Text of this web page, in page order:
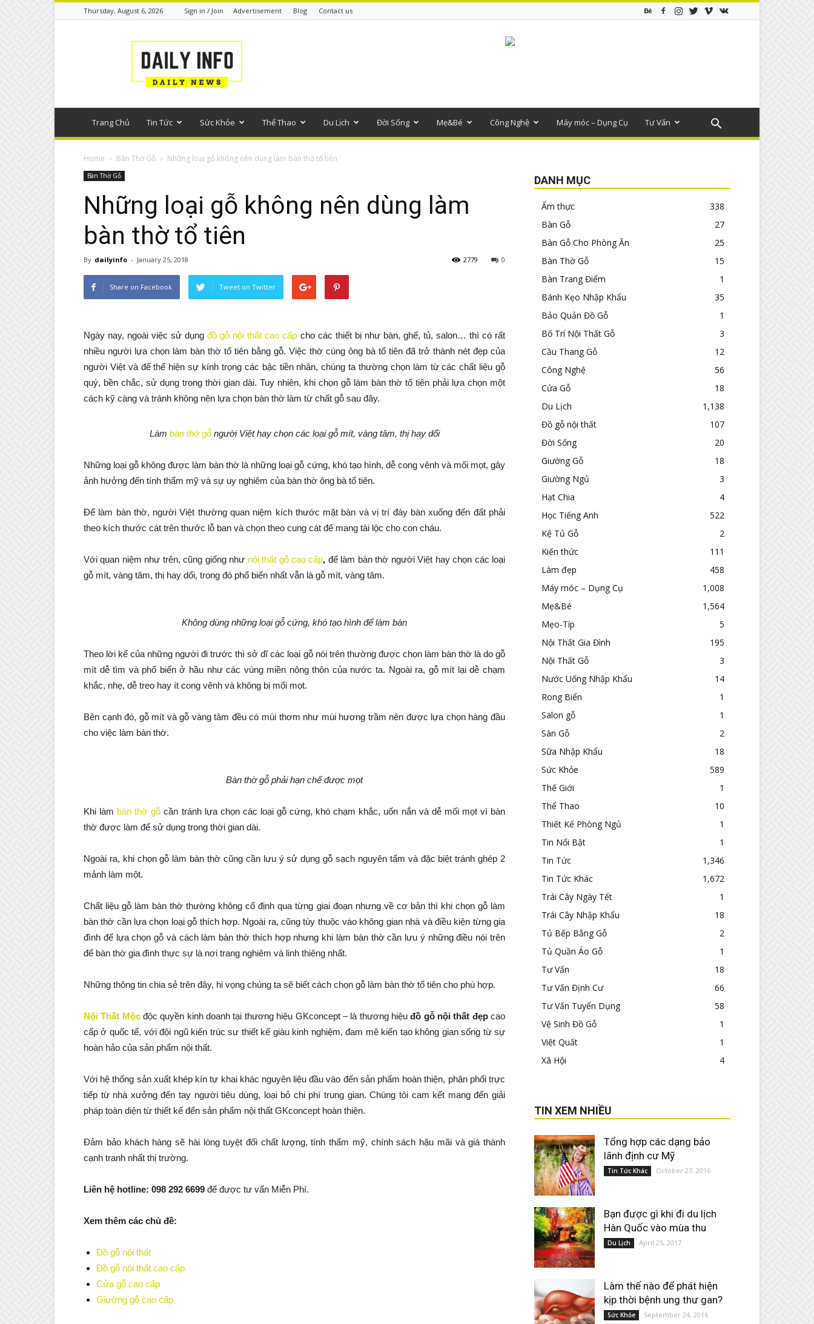
Thursday, August 6, 2026 Sign in / Join Advertisement Blog Contact us
thông
Trang Chủ Tin Tức Sức Khỏe Thể Thao Du Lịch Đời Sống Mẹ&Bé Công Nghệ Máy móc – Dụng Cụ Tư Vấn
Home Bàn Thờ Gỗ Những loại gỗ không nên dùng làm bàn thờ tổ tiên
Bàn Thờ Gỗ
Những loại gỗ không nên dùng làm
bàn thờ tổ tiên
By dailyinfo - January 25, 2018 0
2779
Share on Facebook Tweet on Twitter
Ngày nay, ngoài việc sử dụngđồ gỗ nội thất cao cấp cho các thiết bị như bàn, ghế, tủ, salon… thì có rất
nhiều người lựa chọn làm bàn thờ tổ tiên bằng gỗ. Việc thờ cúng ông bà tổ tiên đã trở thành nét đẹp của
người Việt và để thể hiện sự kính trọng các bậc tiền nhân, chúng ta thường chọn làm từ các chất liệu gỗ
quý, bền chắc, sử dụng trong thời gian dài. Tuy nhiên, khi chọn gỗ làm bàn thờ tổ tiên phải lựa chọn một
cách kỹ càng và tránh không nên lựa chọn bàn thờ làm từ chất gỗ sau đây.
Làm bàn thờ gỗngười Việt hay chọn các loại gỗ mít, vàng tâm, thị hay dổi
Những loại gỗ không được làm bàn thờ là những loại gỗ cứng, khó tạo hình, dễ cong vênh và mối mọt, gây
ảnh hưởng đến tính thẩm mỹ và sự uy nghiêm của bàn thờ ông bà tổ tiên.
Để làm bàn thờ, người Việt thường quan niệm kích thước mặt bàn và vị trí đáy bàn xuống đến đất phải
theo kích thước cát trên thước lỗ ban và chọn theo cung cát để mang tài lộc cho con cháu.
Với quan niệm như trên, cũng giống như nội thất gỗ cao cấp, để làm bàn thờ người Việt hay chọn các loại
gỗ mít, vàng tâm, thị hay dổi, trong đó phổ biến nhất vẫn là gỗ mít, vàng tâm.
Không dùng những loại gỗ cứng, khó tạo hình để làm bàn
Theo lời kể của những người đi trước thì sở dĩ các loại gỗ nói trên thường được chọn làm bàn thờ là do gỗ
mít dễ tìm và phổ biến ở hầu như các vùng miền nông thôn của nước ta. Ngoài ra, gỗ mít lại dễ chạm
khắc, nhẹ, dễ treo hay ít cong vênh và không bị mối mọt.
Bên cạnh đó, gỗ mít và gỗ vàng tâm đều có mùi thơm như mùi hương trầm nên được lựa chọn hàng đầu
cho việc làm bàn thờ.
Bàn thờ gỗ phải hạn chế được mọt
Khi làm bàn thờ gỗ cần tránh lựa chọn các loại gỗ cứng, khó chạm khắc, uốn nắn và dễ mối mọt vì bàn
thờ được làm để sử dụng trong thời gian dài.
Ngoài ra, khi chọn gỗ làm bàn thờ cũng cần lưu ý sử dụng gỗ sạch nguyên tấm và đặc biệt tránh ghép 2
mảnh làm một.
Chất liệu gỗ làm bàn thờ thường không cố định qua từng giai đoạn nhưng về cơ bản thì khi chọn gỗ làm
bàn thờ cần lựa chọn loại gỗ thích hợp. Ngoài ra, cũng tùy thuộc vào không gian nhà và điều kiện từng gia
đình để lựa chọn gỗ và cách làm bàn thờ thích hợp nhưng khi làm bàn thờ cần lưu ý những điều nói trên
để bàn thờ gia đình thực sự là nơi trang nghiêm và linh thiêng nhất.
Những thông tin chia sẻ trên đây, hi vọng chúng ta sẽ biết cách chọn gỗ làm bàn thờ tổ tiên cho phù hợp.
Nội Thất Mộcđộc quyền kinh doanh tại thương hiệu GKconcept – là thương hiệuđồ gỗ nội thất đẹpcao
cấp ở quốc tế, với đội ngũ kiến trúc sư thiết kế giàu kinh nghiệm, đam mê kiến tạo không gian sống từ sự
hoàn hảo của sản phẩm nội thất.
Với hệ thống sản xuất khép kín tự khai khác nguyên liệu đầu vào đến sản phẩm hoàn thiện, phân phối trực
tiếp từ nhà xưởng đến tay người tiêu dùng, loại bỏ chi phí trung gian. Chúng tôi cam kết mang đến giải
pháp toàn diện từ thiết kế đến sản phẩm nội thất GKconcept hoàn thiện.
Đảm bảo khách hàng sẽ hài lòng tuyệt đối chất lượng, tính thẩm mỹ, chính sách hậu mãi và giá thành
cạnh tranh nhất thị trường.
Liên hệ hotline: 098 292 6699 để được tư vấn Miễn Phí.
Xem thêm các chủ đề:
Đồ gỗ nội thất
Đồ gỗ nội thất cao cấp
Cửa gỗ cao cấp
Giường gỗ cao cấp
DANH MỤC
Ẩm thực
338
Bàn Gỗ
27
Bàn Gỗ Cho Phòng Ăn
25
Bàn Thờ Gỗ
15
Bàn Trang Điểm
1
Bánh Kẹo Nhập Khẩu
35
Bảo Quản Đồ Gỗ
1
Bố Trí Nội Thất Gỗ
3
Cầu Thang Gỗ
12
Công Nghệ
56
Cửa Gỗ
18
Du Lịch
1,138
Đồ gỗ nội thất
107
Đời Sống
20
Giường Gỗ
18
Giường Ngủ
3
Hạt Chia
4
Học Tiếng Anh
522
Kệ Tủ Gỗ
2
Kiến thức
111
Làm đẹp
458
Máy móc – Dụng Cụ
1,008
Mẹ&Bé
1,564
Mẹo-Típ
5
Nội Thất Gia Đình
195
Nội Thất Gỗ
3
Nước Uống Nhập Khẩu
14
Rong Biển
1
Salon gỗ
1
Sàn Gỗ
2
Sữa Nhập Khẩu
18
Sức Khỏe
589
Thế Giới
1
Thể Thao
10
Thiết Kế Phòng Ngủ
1
Tin Nổi Bật
1
Tin Tức
1,346
Tin Tức Khác
1,672
Trái Cây Ngày Tết
1
Trái Cây Nhập Khẩu
18
Tủ Bếp Bằng Gỗ
2
Tủ Quần Áo Gỗ
1
Tư Vấn
18
Tư Vấn Định Cư
66
Tư Vấn Tuyển Dụng
58
Vệ Sinh Đồ Gỗ
1
Việt Quất
1
Xã Hội
4
TIN XEM NHIỀU
Tổng hợp các dạng bảo
lãnh định cư Mỹ
Tin Tức Khác October 27, 2016
Bạn được gì khi đi du lịch
Hàn Quốc vào mùa thu
Du Lịch April 25, 2017
Làm thế nào để phát hiện
kịp thời bệnh ung thư gan?
Sức Khỏe September 24, 2016